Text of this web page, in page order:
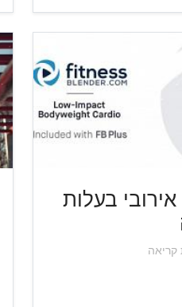
אירובי בעלות